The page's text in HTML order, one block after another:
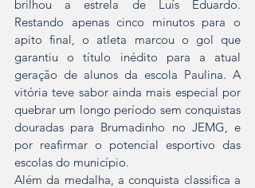
brilhou a estrela de Luís Eduardo.
Restando apenas cinco minutos para o
apito final, o atleta marcou o gol que
garantiu o título inédito para a atual
geração de alunos da escola Paulina. A
vitória teve sabor ainda mais especial por
quebrar um longo período sem conquistas
douradas para Brumadinho no JEMG, e
por reafirmar o potencial esportivo das
escolas do município.
Além da medalha, a conquista classifica a